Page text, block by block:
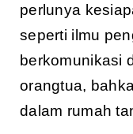
perlunya
seperti ilmu
berkomunikasi
orangtua,
dalam rumah